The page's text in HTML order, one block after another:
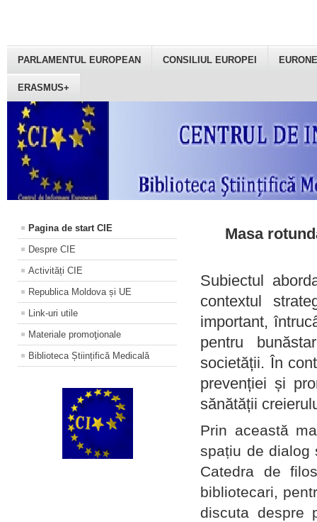
PARLAMENTUL EUROPEAN CONSILIUL EUROPEI
ERASMUS+
Pagina de start CIE
Despre CIE
Activități CIE
Republica Moldova și UE
Link-uri utile
Materiale promoţionale
Biblioteca Științifică Medicală
Masa
Subiectul
contextul
important,
pentru
societății. În
prevenției și
sănătății
Prin această
spațiu de dialog
Catedra de
bibliotecari,
discuta despre